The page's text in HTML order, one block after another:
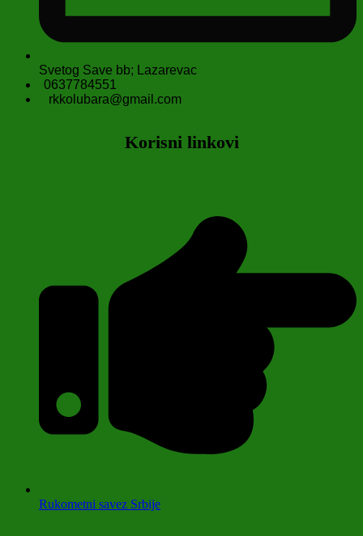
Svetog Save bb; Lazarevac
0637784551
rkkolubara@gmail.com
Korisni linkovi
Rukometni savez Srbije